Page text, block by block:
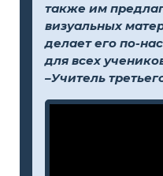
также им
визуальных
делает его по-
для всех
–Учитель